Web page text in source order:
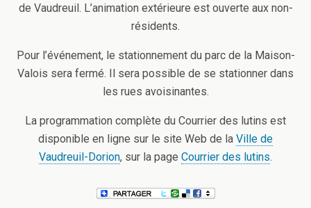
de Vaudreuil. L’animation extérieure est ouverte aux non-
résidents.
Pour l’événement, le stationnement du parc de la Maison-
Valois sera fermé. Il sera possible de se stationner dans
les rues avoisinantes.
La programmation complète du Courrier des lutins est
disponible en ligne sur le site Web de la Ville de
Vaudreuil-Dorion, sur la page Courrier des lutins.